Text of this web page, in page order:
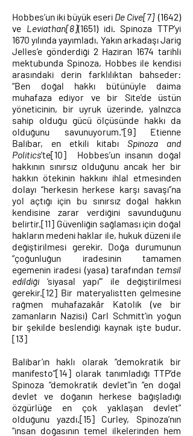
Hobbes’un iki büyük eseri De Cive[7](1642)
ve Leviathan[8](1651) idi. Spinoza TTP’yi
1670 yılında yayımladı. Yakın arkadaşı Jarig
Jelles’e gönderdiği 2 Haziran 1674 tarihli
mektubunda Spinoza, Hobbes ile kendisi
arasındaki derin farklılıktan bahseder:
“Ben doğal hakkı bütünüyle daima
muhafaza ediyor ve bir Site'de üstün
yöneticinin, bir uyruk üzerinde, yalnızca
sahip olduğu gücü ölçüsünde hakkı da
olduğunu savunuyorum.”[9]Etienne
Balibar, en etkili kitabı Spinoza and
Politics’te[10] Hobbes’un insanın doğal
hakkının sınırsız olduğunu ancak her bir
hakkın ötekinin hakkını ihlal etmesinden
dolayı “herkesin herkese karşı savaşı”na
yol açtığı için bu sınırsız doğal hakkın
kendisine zarar verdiğini savunduğunu
belirtir.[11] Güvenliğin sağlaması için doğal
hakların medeni haklar ile, hukuk düzeni ile
değiştirilmesi gerekir. Doğa durumunun
“çoğunluğun iradesinin tamamen
egemenin iradesi (yasa) tarafından temsil
edildiği ‘siyasal yapı’” ile değiştirilmesi
gerekir.[12] Bir materyalistten gelmesine
rağmen muhafazakâr Katolik (ve bir
zamanların Nazisi) Carl Schmitt’in yoğun
bir şekilde beslendiği kaynak işte budur.
[13]
Balibar’ın haklı olarak “demokratik bir
manifesto”[14] olarak tanımladığı TTP’de
Spinoza “demokratik devlet”in “en doğal
devlet ve doğanın herkese bağışladığı
özgürlüğe en çok yaklaşan devlet”
olduğunu yazdı.[15]Curley, Spinoza’nın
“insan doğasının temel ilkelerinden hem